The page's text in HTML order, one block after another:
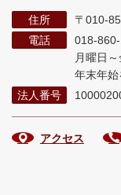
住所
〒010-
電話
018-860-
月曜日
年末年始
法人番号
アクセス